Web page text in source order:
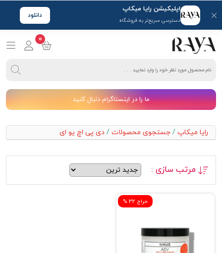
اپلیکیشن رایا میکاپ
دسترسی سریع‌تر به فروشگاه
دانلود
0
ما را در اینستاگرام دنبال کنید
رایا میکاپ / جستجوی محصولات / دی پی اچ یو ای
مرتب سازی :
% حراج 32